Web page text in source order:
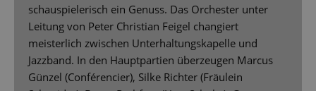
schauspielerisch ein Genuss. Das Orchester unter
Leitung von Peter Christian Feigel changiert
meisterlich zwischen Unterhaltungskapelle und
Jazzband. In den Hauptpartien überzeugen Marcus
Günzel (Conférencier), Silke Richter (Fräulein